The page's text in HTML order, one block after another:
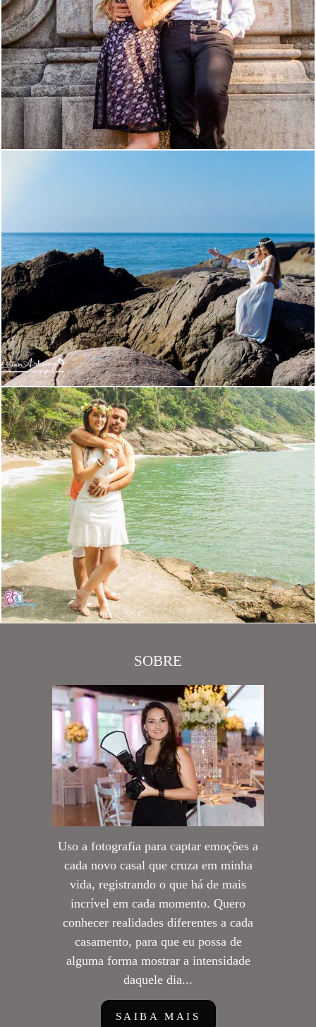
SOBRE
Uso a fotografia para captar emoções a
cada novo casal que cruza em minha
vida, registrando o que há de mais
incrível em cada momento. Quero
conhecer realidades diferentes a cada
casamento, para que eu possa de
alguma forma mostrar a intensidade
daquele dia...
SAIBA MAIS